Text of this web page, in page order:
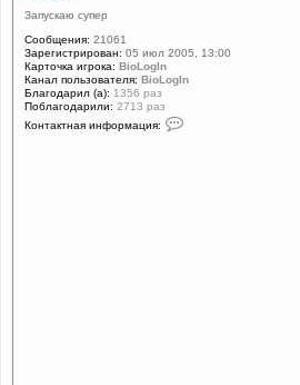
Запускаю супер
Сообщения: 21061
Зарегистрирован: 05 июл 2005, 13:00
Карточка игрока: BioLogIn
Канал пользователя: BioLogIn
Благодарил (а): 1356 раз
Поблагодарили: 2713 раз
Контактная информация: